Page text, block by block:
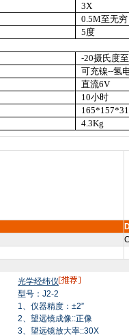
3X
0.5M至无穷
5度
-20摄氏度至
可充镍--氢
直流6V
10小时
165*157*
4.3Kg
光学经纬仪
型号：J2-2
1、仪器精度：±2”
2、望远镜成像::正像
3、望远镜放大率::30X